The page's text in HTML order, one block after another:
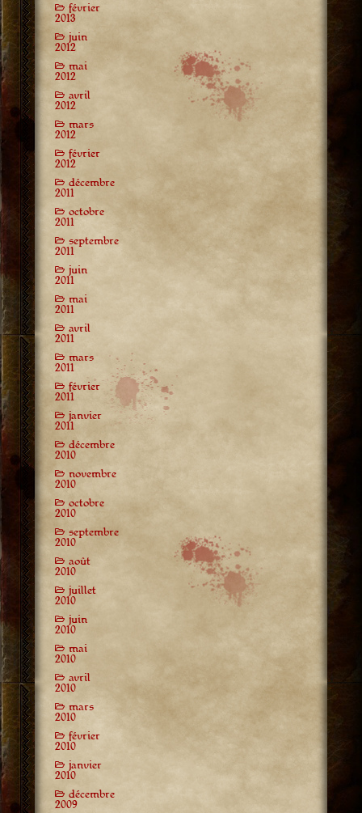
février
2013
juin
2012
mai
2012
avril
2012
mars
2012
février
2012
décembre
2011
octobre
2011
septembre
2011
juin
2011
mai
2011
avril
2011
mars
2011
février
2011
janvier
2011
décembre
2010
novembre
2010
octobre
2010
septembre
2010
août
2010
juillet
2010
juin
2010
mai
2010
avril
2010
mars
2010
février
2010
janvier
2010
décembre
2009